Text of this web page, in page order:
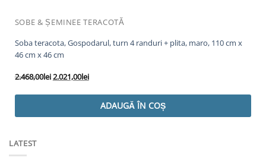
SOBE & ȘEMINEE TERACOTĂ
Soba teracota, Gospodarul, turn 4 randuri + plita, maro, 110 cm x
46 cm x 46 cm
2.468,00leiPrețul
2.021,00leiPrețul
este:
2.021,00lei.
ADAUGĂ ÎN COȘ
LATEST